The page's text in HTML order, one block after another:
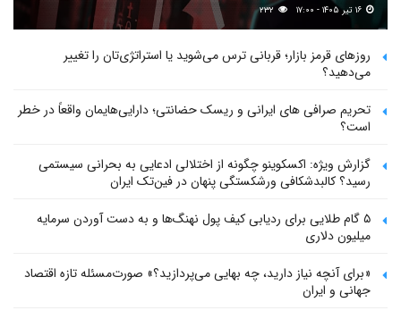
۲۳۲
روزهای قرمز بازار؛ قربانی ترس می‌شوید یا استراتژی‌تان را تغییر
می‌دهید؟
تحریم صرافی های ایرانی و ریسک حضانتی؛ دارایی‌هایمان واقعاً در خطر
است؟
گزارش ویژه: اکسکوینو چگونه از اختلالی ادعایی به بحرانی سیستمی
رسید؟ کالبدشکافی ورشکستگی پنهان در فین‌تک ایران
۵ گام طلایی برای ردیابی کیف پول‌ نهنگ‌ها و به دست آوردن سرمایه
میلیون دلاری
«برای آنچه نیاز دارید، چه بهایی می‌پردازید؟» صورت‌مسئله تازه اقتصاد
جهانی و ایران